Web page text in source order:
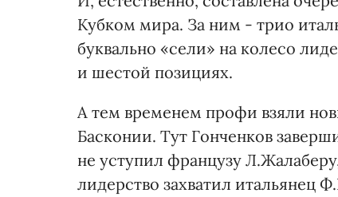
Кубком мира. За ним - трио
буквально «сели» на колесо
и шестой позициях.
А тем временем профи взяли
Басконии. Тут Гонченков
не уступил французу
лидерство захватил итальянец